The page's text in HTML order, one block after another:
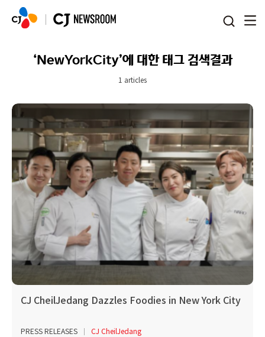
‘NewYorkCity’에 대한 태그 검색결과
1 articles
CJ CheilJedang Dazzles Foodies in New York City
PRESS RELEASES
CJ CheilJedang